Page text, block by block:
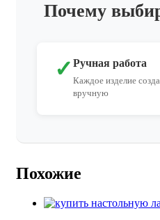
Почему
✓ Ручная работа
Каждое изделие
вручную
Похожие